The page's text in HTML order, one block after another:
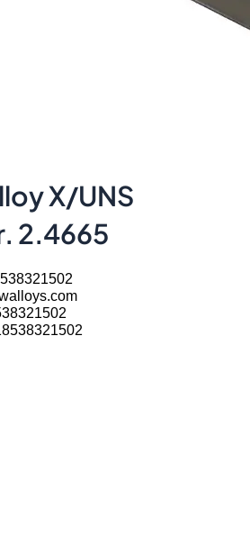
X/UNS
2.4665